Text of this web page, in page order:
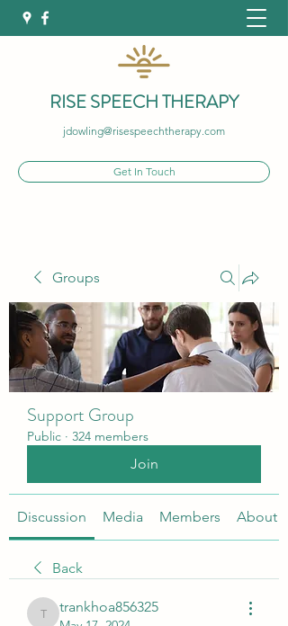
RISE SPEECH THERAPY
jdowling@risespeechtherapy.com
Get In Touch
Groups
Support Group
Public · 324 members
Join
Discussion Media Members About
Back
trankhoa856325
trankhoa856325